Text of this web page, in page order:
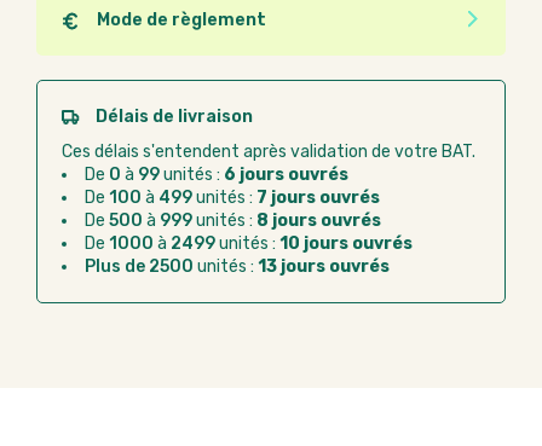
peuvent plus facilement obtenir une seconde vie
après utilisation. L'origine de fabrication du produit
n'entre pas dans les critères d'éco-conception.
Mode de règlement
Quel que soit le mode de règlement, vous pouvez
passer commande en ligne sur Good Act.
Paiement CB :paiement sécurisé par carte
Virement bancaire :règlement sur facture
après la commande
Chorus Pro :règlement par mandat
administratif après la commande
Délais de livraison
Ces délais s'entendent après validation de votre BAT.
De 0 à 99unités : 6 jours ouvrés
De 100 à 499unités : 7 jours ouvrés
De 500 à 999unités : 8 jours ouvrés
De 1000 à 2499unités : 10 jours ouvrés
Plus de 2500 unités : 13 jours ouvrés